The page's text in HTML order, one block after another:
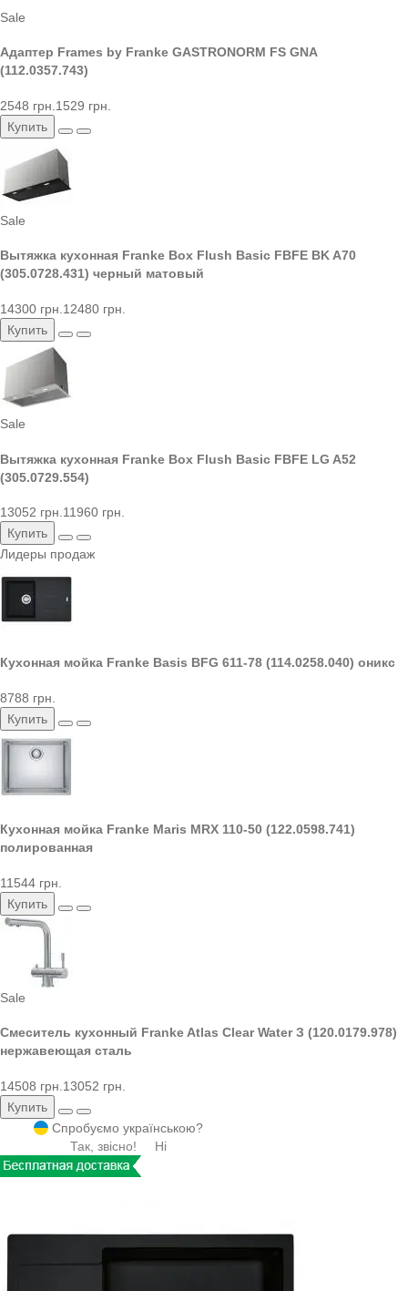
Sale
Адаптер Frames by Franke GASTRONORM FS GNA
(112.0357.743)
2548 грн. 1529 грн.
Купить
Sale
Вытяжка кухонная Franke Box Flush Basic FBFE BK A70
(305.0728.431) черный матовый
14300 грн. 12480 грн.
Купить
Sale
Вытяжка кухонная Franke Box Flush Basic FBFE LG A52
(305.0729.554)
13052 грн.11960 грн.
Купить
Лидеры продаж
Кухонная мойка Franke Basis BFG 611-78 (114.0258.040) оникс
8788 грн.
Купить
Кухонная мойка Franke Maris MRX 110-50 (122.0598.741)
полированная
11544 грн.
Купить
Sale
Смеситель кухонный Franke Atlas Clear Water З (120.0179.978)
нержавеющая сталь
14508 грн. 13052 грн.
Купить
Спробуємо українською?
Так, звісно!
Ні